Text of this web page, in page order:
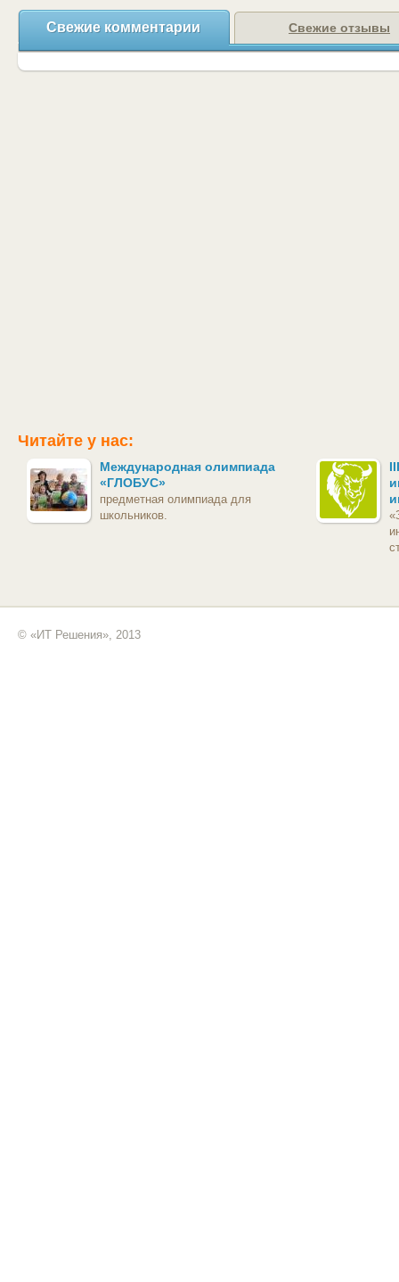
Свежие комментарии Свежие отзывы
Читайте у нас:
Международная олимпиада
«ГЛОБУС»
предметная олимпиада для
школьников.
© «ИТ Решения», 2013